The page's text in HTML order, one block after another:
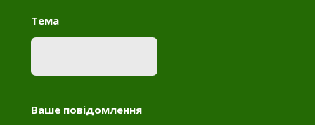
Тема
Ваше повідомлення